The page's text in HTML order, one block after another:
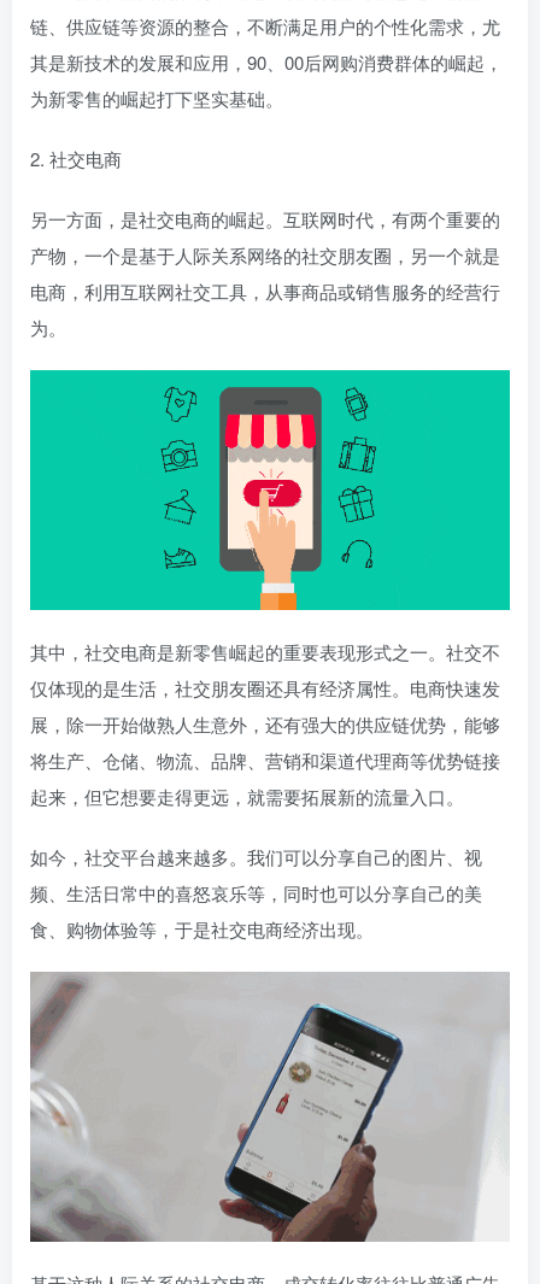
链、供应链等资源的整合，不断满足用户的个性化需求，尤
其是新技术的发展和应用，90、00后网购消费群体的崛起，
为新零售的崛起打下坚实基础。
2. 社交电商
另一方面，是社交电商的崛起。互联网时代，有两个重要的
产物，一个是基于人际关系网络的社交朋友圈，另一个就是
电商，利用互联网社交工具，从事商品或销售服务的经营行
为。
其中，社交电商是新零售崛起的重要表现形式之一。社交不
仅体现的是生活，社交朋友圈还具有经济属性。电商快速发
展，除一开始做熟人生意外，还有强大的供应链优势，能够
将生产、仓储、物流、品牌、营销和渠道代理商等优势链接
起来，但它想要走得更远，就需要拓展新的流量入口。
如今，社交平台越来越多。我们可以分享自己的图片、视
频、生活日常中的喜怒哀乐等，同时也可以分享自己的美
食、购物体验等，于是社交电商经济出现。